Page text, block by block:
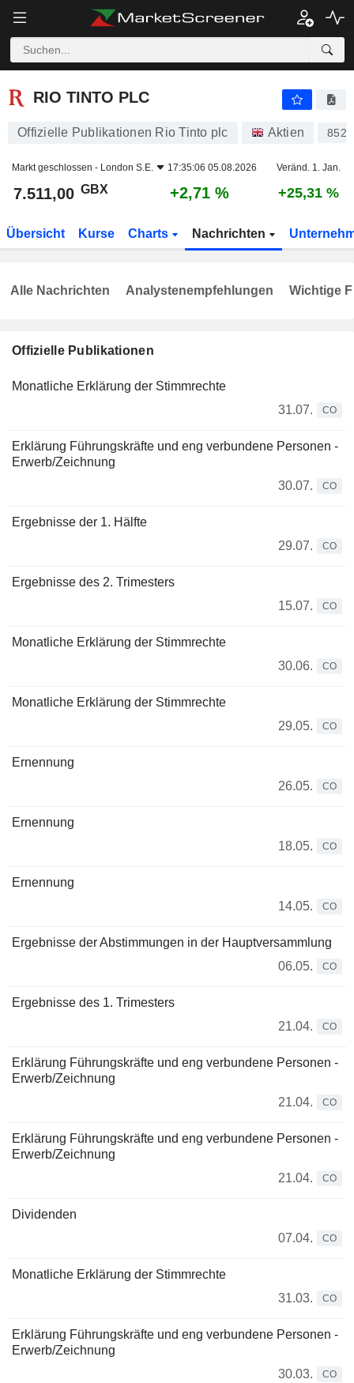
RIO TINTO PLC
RIO TINTO PLC
Offizielle Publikationen Rio Tinto plc Aktien
Markt geschlossen - London S.E. 17:35:06 05.08.2026 Veränd. 1. Jan.
7.511,00 GBX +2,71 % +25,31 %
Übersicht Kurse Charts Nachrichten
Offizielle Publikationen
Monatliche Erklärung der Stimmrechte
31.07.
CO
Erklärung Führungskräfte und eng verbundene Personen -
Erwerb/Zeichnung
30.07.
CO
Ergebnisse der 1. Hälfte
29.07.
CO
Ergebnisse des 2. Trimesters
15.07.
CO
Monatliche Erklärung der Stimmrechte
30.06.
CO
Monatliche Erklärung der Stimmrechte
29.05.
CO
Ernennung
26.05.
CO
Ernennung
18.05.
CO
Ernennung
14.05.
CO
Ergebnisse der Abstimmungen in der Hauptversammlung
06.05.
CO
Ergebnisse des 1. Trimesters
21.04.
CO
Erklärung Führungskräfte und eng verbundene Personen -
Erwerb/Zeichnung
21.04.
CO
Erklärung Führungskräfte und eng verbundene Personen -
Erwerb/Zeichnung
21.04.
CO
Dividenden
07.04.
CO
Monatliche Erklärung der Stimmrechte
31.03.
CO
Erklärung Führungskräfte und eng verbundene Personen -
Erwerb/Zeichnung
30.03.
CO
Alle Nachrichten Analystenempfehlungen Wichtige